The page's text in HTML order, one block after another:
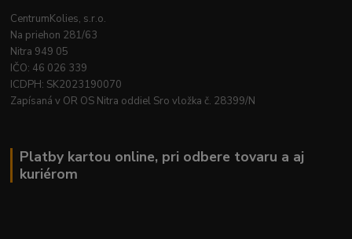
CentrumKolies, s.r.o.
Na priehon 281/63
Nitra 949 05
IČO: 46 026 339
ICDPH: SK2023190070
Zapísaná v OR OS Nitra oddiel Sro vložka č. 28399/N
Platby kartou online, pri odbere tovaru a aj
kuriérom